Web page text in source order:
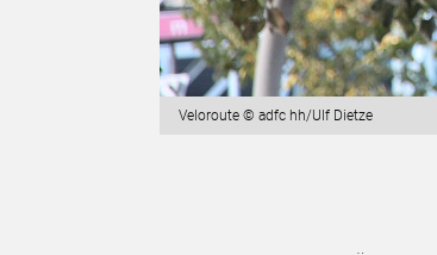
Veloroute © adfc hh/Ulf Dietze